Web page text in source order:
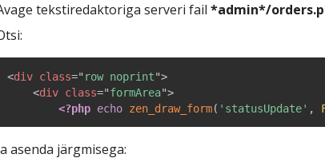
tekstiredaktoriga serveri fail *admin*/
<div class=" row noprint">
<div class="formArea">
<?php echo zen_draw_form( 'statusUpdate' ,
asenda järgmisega: